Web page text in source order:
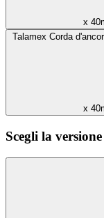
Talamex Corda
Scegli la versione